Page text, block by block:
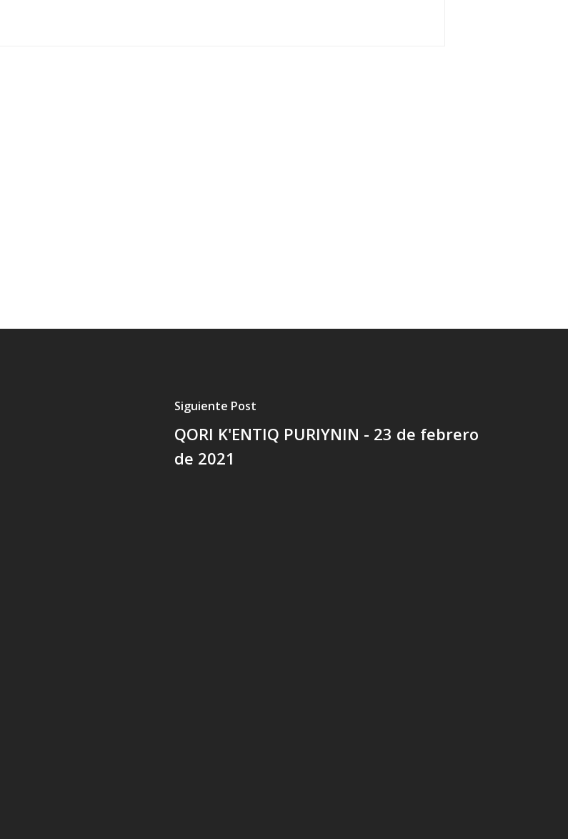
Siguiente Post
QORI K'ENTIQ PURIYNIN - 23 de febrero
de 2021